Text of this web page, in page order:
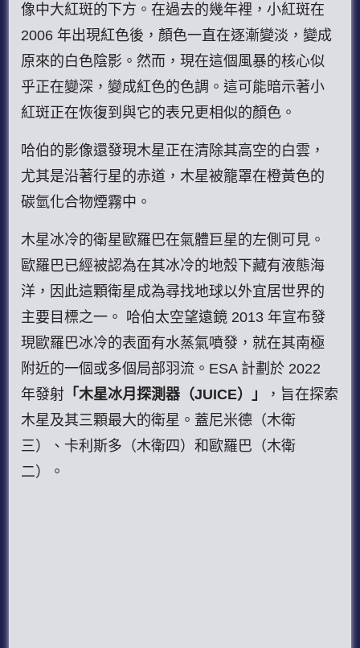
像中大紅斑的下方。在過去的幾年裡，小紅斑在
2006 年出現紅色後，顏色一直在逐漸變淡，變成
原來的白色陰影。然而，現在這個風暴的核心似
乎正在變深，變成紅色的色調。這可能暗示著小
紅斑正在恢復到與它的表兄更相似的顏色。
哈伯的影像還發現木星正在清除其高空的白雲，
尤其是沿著行星的赤道，木星被籠罩在橙黃色的
碳氫化合物煙霧中。
木星冰冷的衛星歐羅巴在氣體巨星的左側可見。
歐羅巴已經被認為在其冰冷的地殼下藏有液態海
洋，因此這顆衛星成為尋找地球以外宜居世界的
主要目標之一。 哈伯太空望遠鏡 2013 年宣布發
現歐羅巴冰冷的表面有水蒸氣噴發，就在其南極
附近的一個或多個局部羽流。ESA 計劃於 2022
年發射 「木星冰月探測器（JUICE）」
，旨在探索
木星及其三顆最大的衛星。蓋尼米德（木衛
三）、卡利斯多（木衛四）和歐羅巴（木衛
二）。